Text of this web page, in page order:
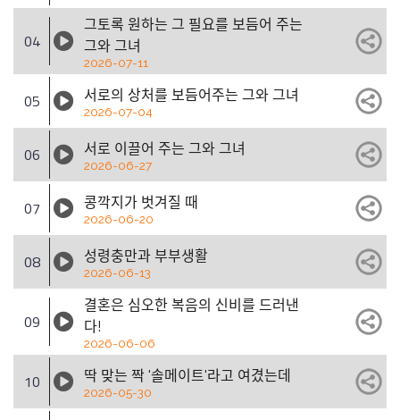
04
그토록 원하는 그 필요를 보듬어 주는
그와 그녀
2026-07-11
05 서로의 상처를 보듬어주는 그와 그녀
2026-07-04
06 서로 이끌어 주는 그와 그녀
2026-06-27
07 콩깍지가 벗겨질 때
2026-06-20
08 성령충만과 부부생활
2026-06-13
09
결혼은 심오한 복음의 신비를 드러낸
다!
2026-06-06
10 딱 맞는 짝 '솔메이트'라고 여겼는데
2026-05-30